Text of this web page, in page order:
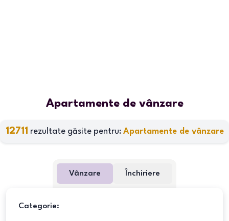
Apartamente de vânzare
12711 rezultate găsite pentru: Apartamente de vânzare
Vânzare Închiriere
Categorie: